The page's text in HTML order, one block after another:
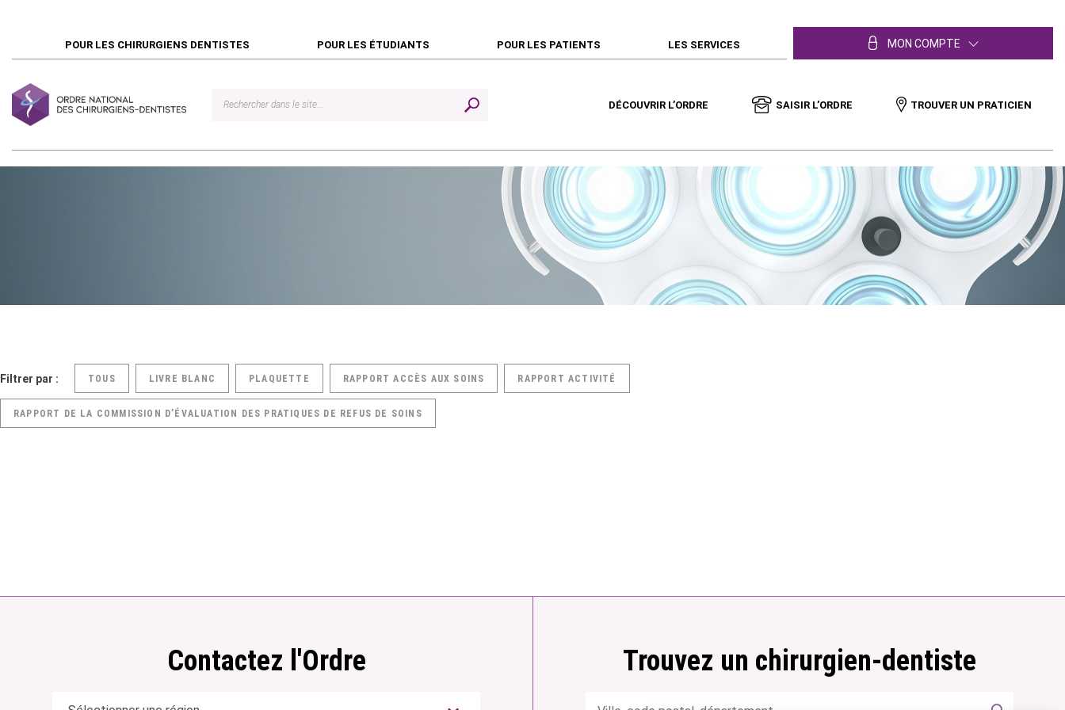
POUR LES CHIRURGIENS DENTISTES POUR LES ÉTUDIANTS POUR LES PATIENTS LES SERVICES MON COMPTE
DÉCOUVRIR L’ORDRE SAISIR L’ORDRE TROUVER UN PRATICIEN
Filtrer par : TOUS LIVRE BLANC PLAQUETTE RAPPORT ACCÈS AUX SOINS RAPPORT ACTIVITÉ
RAPPORT DE LA COMMISSION D’ÉVALUATION DES PRATIQUES DE REFUS DE SOINS
Contactez l'Ordre Trouvez un chirurgien-dentiste